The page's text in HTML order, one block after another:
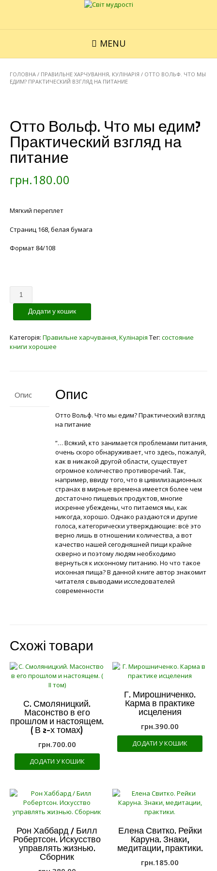
MENU
ГОЛОВНА / ПРАВИЛЬНЕ ХАРЧУВАННЯ, КУЛІНАРІЯ / ОТТО ВОЛЬФ. ЧТО МЫ
ЕДИМ? ПРАКТИЧЕСКИЙ ВЗГЛЯД НА ПИТАНИЕ
Отто Вольф. Что мы едим?
Практический взгляд на
питание
грн.180.00
Мягкий переплет
Страниц 168, белая бумага
Формат 84/108
Кількість
Додати у кошик
Категорія: Правильне харчування, Кулінарія Тег: состояние
книги хорошее
Опис Опис
Отто Вольф. Что мы едим? Практический взгляд
на питание
“… Всякий, кто занимается проблемами питания,
очень скоро обнаруживает, что здесь, пожалуй,
как в никакой другой области, существует
огромное количество противоречий. Так,
например, ввиду того, что в цивилизационных
странах в мирные времена имеется более чем
достаточно пищевых продуктов, многие
искренне убеждены, что питаемся мы, как
никогда, хорошо. Однако раздаются и другие
голоса, категорически утверждающие: всё это
верно лишь в отношении количества, а вот
качество нашей сегодняшней пищи крайне
скверно и поэтому людям необходимо
вернуться к исконному питанию. Но что такое
исконная пища? В данной книге автор знакомит
читателя с выводами исследователей
современности
Схожі товари
С. Смоляницкий.
Масонство в его
прошлом и настоящем.
( В 2-х томах)
грн.700.00
ДОДАТИ У КОШИК
Г. Мирошниченко.
Карма в практике
исцеления
грн.390.00
ДОДАТИ У КОШИК
Рон Хаббард / Билл
Робертсон. Искусство
управлять жизнью.
Сборник
Елена Свитко. Рейки
Каруна. Знаки,
медитации, практики.
грн.185.00